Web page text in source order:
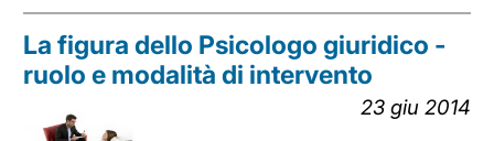
La figura dello Psicologo giuridico -
ruolo e modalità di intervento
23 giu 2014